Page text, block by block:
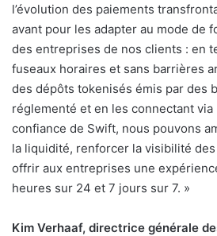
l’évolution des paiements
avant pour les adapter au mode de
des entreprises de nos clients : en
fuseaux horaires et sans barrières
des dépôts tokenisés émis par des
réglementé et en les connectant
confiance de Swift, nous pouvons
la liquidité, renforcer la visibilité
offrir aux entreprises une
heures sur 24 et 7 jours sur 7. »
Kim Verhaaf, directrice générale